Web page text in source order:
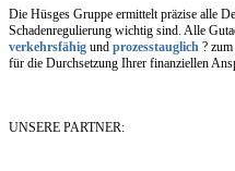
Die Hüsges Gruppe ermittelt präzise alle
Schadenregulierung wichtig sind. Alle
verkehrsfähig und prozesstauglich ?
für die Durchsetzung Ihrer finanziellen
UNSERE PARTNER: